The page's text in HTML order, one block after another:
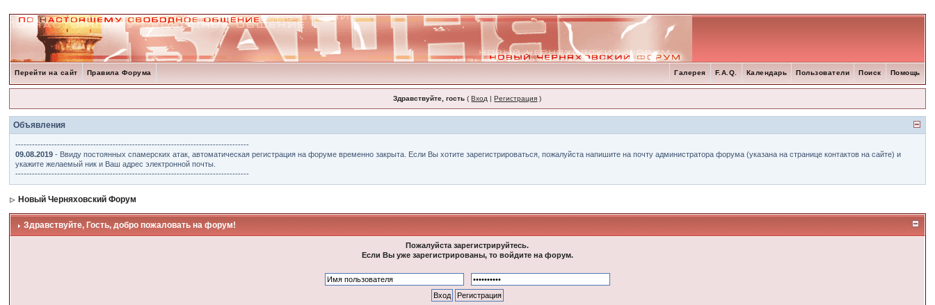
Перейти на сайт Правила Форума Помощь
Поиск
Пользователи
Календарь
F.A.Q.
Галерея
Здравствуйте, гость (Вход |Регистрация )
Объявления
------------------------------------------------------------------------------------
09.08.2019 - Ввиду постоянных спамерских атак, автоматическая регистрация на форуме временно закрыта. Если Вы хотите зарегистрироваться, пожалуйста напишите на почту администратора форума (указана на странице контактов на сайте) и
укажите желаемый ник и Ваш адрес электронной почты.
------------------------------------------------------------------------------------
Новый Черняховский Форум
Здравствуйте, Гость, добро пожаловать на форум!
Пожалуйста зарегистрируйтесь.
Если Вы уже зарегистрированы, то войдите на форум.